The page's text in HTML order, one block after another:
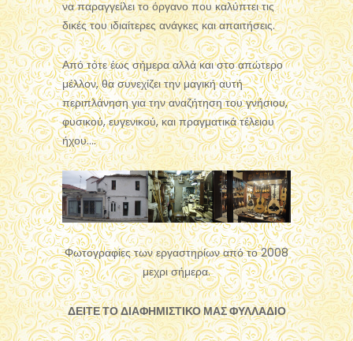
να παραγγείλει το όργανο που καλύπτει τις
δικές του ιδιαίτερες ανάγκες και απαιτήσεις.
Από τότε έως σήμερα αλλά και στο απώτερο
μέλλον, θα συνεχίζει την μαγική αυτή
περιπλάνηση για την αναζήτηση του γνήσιου,
φυσικού, ευγενικού, και πραγματικά τέλειου
ήχου….
Φωτογραφίες των εργαστηρίων από το 2008
μεχρι σήμερα.
ΔΕΙΤΕ ΤΟ ΔΙΑΦΗΜΙΣΤΙΚΟ ΜΑΣ ΦΥΛΛΑΔΙΟ